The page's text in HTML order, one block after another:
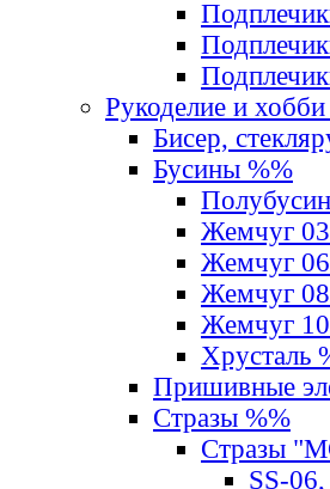
Рукоделие и
Бисер,
Бусины %%
Жемчуг
Жемчуг
Жемчуг
Жемчуг
Хрусталь
Пришивные
Стразы %%
Стразы
SS-